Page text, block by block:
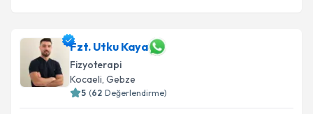
Fzt. Utku Kaya
Fizyoterapi
Kocaeli, Gebze
5 (62 Değerlendirme)